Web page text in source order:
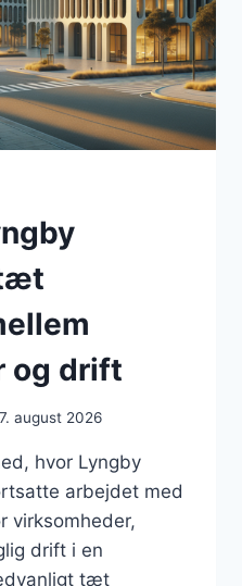
og drift
7. august 2026
hvor Lyngby
arbejdet med
virksomheder,
drift i en
tæt